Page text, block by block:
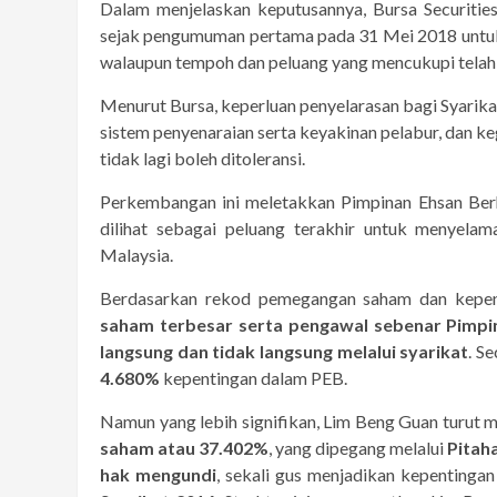
Dalam menjelaskan keputusannya, Bursa
sejak pengumuman pertama pada 31 Mei 2018
walaupun tempoh dan peluang yang mencukupi
Menurut Bursa, keperluan penyelarasan bagi
sistem penyenaraian serta keyakinan pelabur, dan
tidak lagi boleh ditoleransi.
Perkembangan ini meletakkan Pimpinan Ehsan
dilihat sebagai peluang terakhir untuk
Malaysia.
Berdasarkan rekod pemegangan saham dan
saham terbesar serta pengawal sebenar
langsung dan tidak langsung melalui syarikat.
4.680% kepentingan dalam PEB.
Namun yang lebih signifikan, Lim Beng Guan turut
saham atau 37.402%, yang dipegang melalui
hak mengundi, sekali gus menjadikan